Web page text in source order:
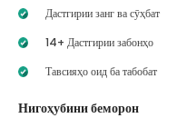
Дастгирии занг ва сӯҳбат
14+ Дастгирии забонҳо
Тавсияҳо оид ба табобат
Нигоҳубини беморон